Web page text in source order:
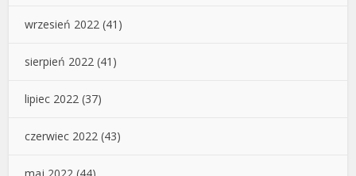
wrzesień 2022 (41)
sierpień 2022 (41)
lipiec 2022 (37)
czerwiec 2022 (43)